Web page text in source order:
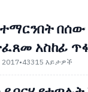
በሰው
አስከፊ
•43315 እይታዎች